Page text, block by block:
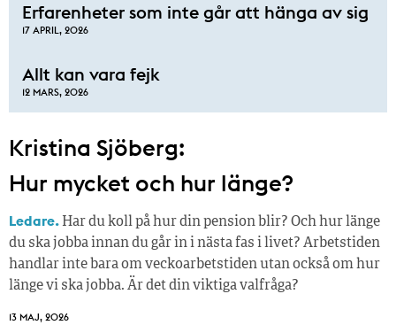
Erfarenheter som inte går att hänga av sig
17 APRIL, 2026
Allt kan vara fejk
12 MARS, 2026
Kristina Sjöberg:
Hur mycket och hur länge?
Ledare. Har du koll på hur din pension blir? Och hur länge
du ska jobba innan du går in i nästa fas i livet? Arbetstiden
handlar inte bara om veckoarbetstiden utan också om hur
länge vi ska jobba. Är det din viktiga valfråga?
13 MAJ, 2026